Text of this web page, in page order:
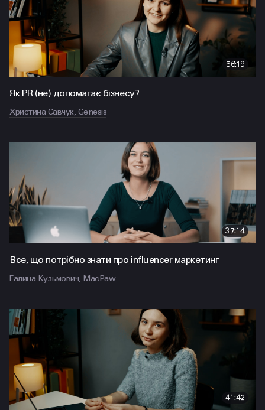
56:19
Як PR (не) допомагає бізнесу?
Христина Савчук, Genesis
37:14
Все, що потрібно знати про influencer маркетинг
Галина Кузьмович, MacPaw
41:42